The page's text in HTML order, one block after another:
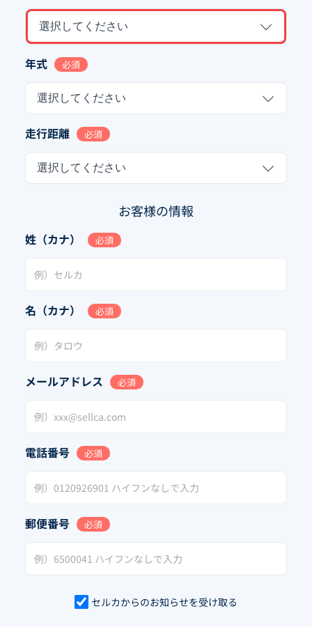
選択してください
年式 必須
選択してください
走行距離 必須
選択してください
お客様の情報
姓（カナ） 必須
名（カナ） 必須
メールアドレス 必須
電話番号 必須
郵便番号 必須
セルカからのお知らせを受け取る